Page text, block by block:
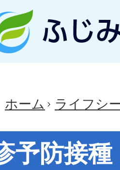
ホーム ライフシ
予防接種